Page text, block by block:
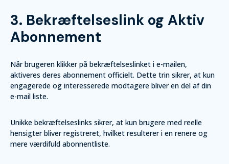
3. Bekræftelseslink og Aktiv
Abonnement
Når brugeren klikker på bekræftelseslinket i e-mailen,
aktiveres deres abonnement officielt. Dette trin sikrer, at kun
engagerede og interesserede modtagere bliver en del af din
e-mail liste.
Unikke bekræftelseslinks sikrer, at kun brugere med reelle
hensigter bliver registreret, hvilket resulterer i en renere og
mere værdifuld abonnentliste.